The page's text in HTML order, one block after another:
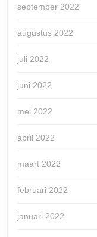
september 2022
augustus 2022
juli 2022
juni 2022
mei 2022
april 2022
maart 2022
februari 2022
januari 2022